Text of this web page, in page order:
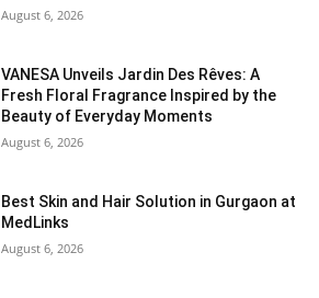
August 6, 2026
VANESA Unveils Jardin Des Rêves: A
Fresh Floral Fragrance Inspired by the
Beauty of Everyday Moments
August 6, 2026
Best Skin and Hair Solution in Gurgaon at
MedLinks
August 6, 2026